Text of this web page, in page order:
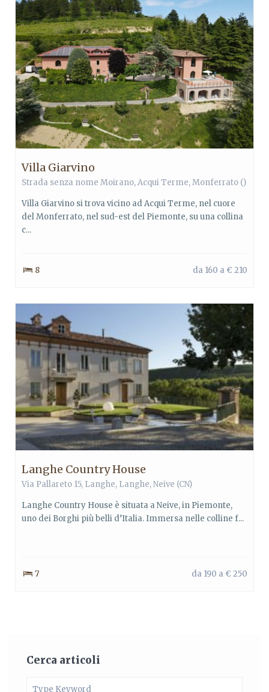
Villa Giarvino
Strada senza nome Moirano,Acqui Terme,Monferrato ()
Villa Giarvino si trova vicino ad Acqui Terme, nel cuore
del Monferrato, nel sud-est del Piemonte, su una collina
c...
8 da 160 a € 210
Langhe Country House
Via Pallareto 15, Langhe, Langhe,Neive (CN)
Langhe Country House è situata a Neive, in Piemonte,
uno dei Borghi più belli d’Italia. Immersa nelle colline f...
7 da 190 a € 250
Cerca articoli